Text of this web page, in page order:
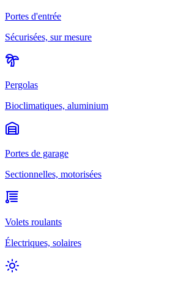
Portes d'entrée
Sécurisées, sur mesure
Pergolas
Bioclimatiques, aluminium
Portes de garage
Sectionnelles, motorisées
Volets roulants
Électriques, solaires